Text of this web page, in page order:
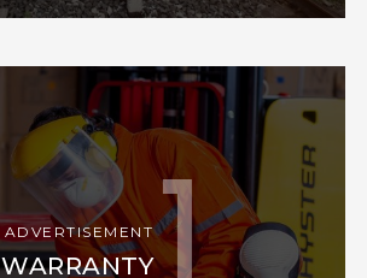
ADVERTISEMENT
WARRANTY